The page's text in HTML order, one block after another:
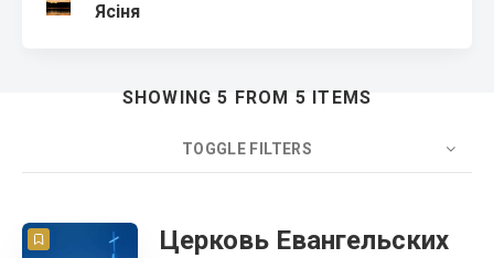
Ясіня
SHOWING 5 FROM 5 ITEMS
TOGGLE FILTERS
COUNT 20
Церковь Евангельских